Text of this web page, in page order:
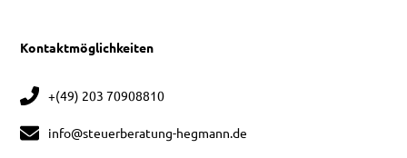
Kontaktmöglichkeiten
+(49) 203 70908810
info@steuerberatung-hegmann.de